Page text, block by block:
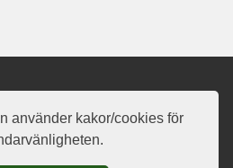
använder kakor/cookies för